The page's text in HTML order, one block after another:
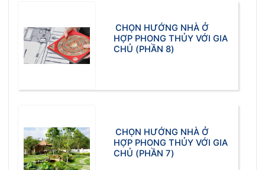
CHỌN HƯỚNG NHÀ Ở
HỢP PHONG THỦY VỚI GIA
CHỦ (PHẦN 8)
CHỌN HƯỚNG NHÀ Ở
HỢP PHONG THỦY VỚI GIA
CHỦ (PHẦN 7)